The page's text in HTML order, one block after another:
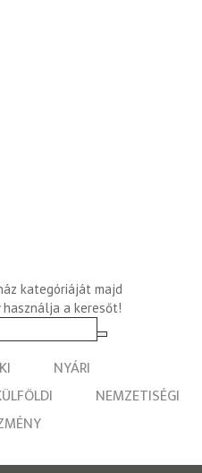
kategóriáját majd
a keresőt!
NYÁRI
NEMZETISÉGI